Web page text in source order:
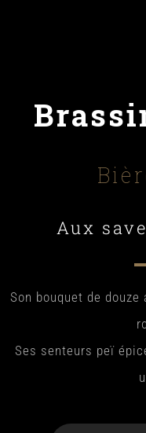
Aux
Son bouquet de
Ses senteurs peï